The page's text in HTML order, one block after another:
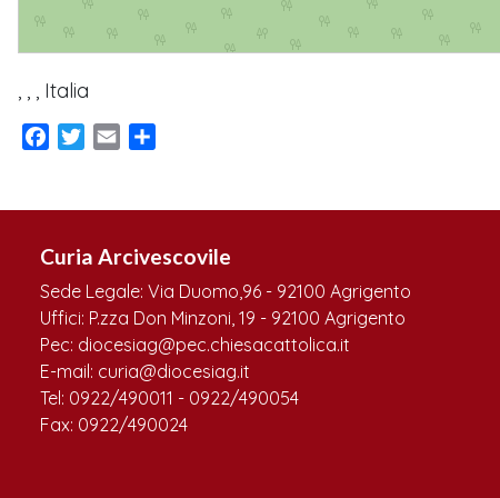
, , , Italia
Facebook
TwitterEmail
Curia Arcivescovile
Sede Legale: Via Duomo,96 - 92100 Agrigento
Uffici: P.zza Don Minzoni, 19 - 92100 Agrigento
Pec: diocesiag@pec.chiesacattolica.it
E-mail: curia@diocesiag.it
Tel: 0922/490011 - 0922/490054
Fax: 0922/490024